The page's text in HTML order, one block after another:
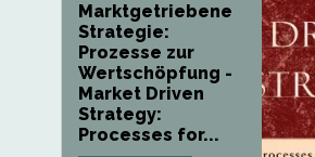
Marktgetriebene
Strategie:
Prozesse zur
Wertschöpfung -
Market Driven
Strategy:
Processes for...